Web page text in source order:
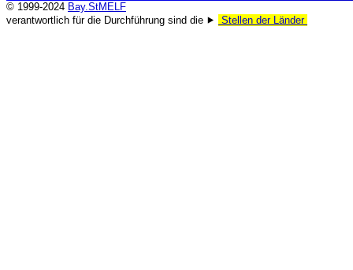
© 1999-2024 Bay.StMELF
verantwortlich für die Durchführung sind die ⯈
Stellen der Länder